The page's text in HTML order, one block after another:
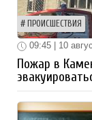
ПРОИСШЕСТВИЯ
09:45 | 10
Пожар в